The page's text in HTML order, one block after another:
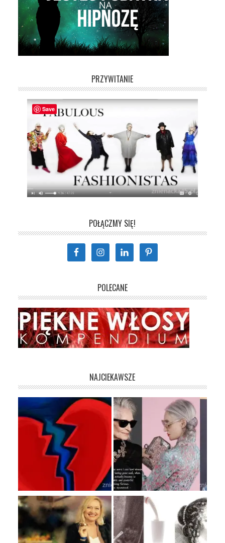
PRZYWITANIE
POŁĄCZMY SIĘ!
POLECANE
NAJCIEKAWSZE
Save